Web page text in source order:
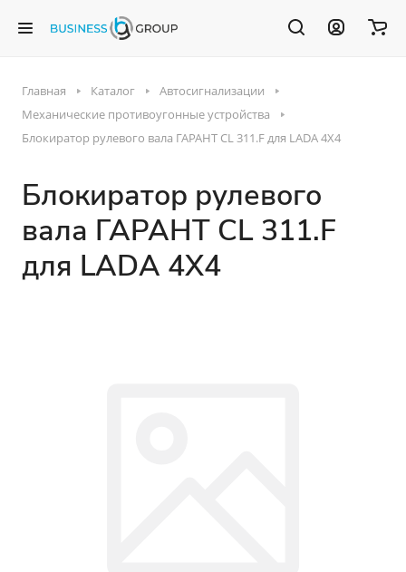
Главная Каталог
Автосигнализации
Механические противоугонные устройства
Блокиратор рулевого вала ГАРАНТ CL 311.F для LADA 4Х4
Блокиратор рулевого
вала ГАРАНТ CL 311.F
для LADA 4Х4